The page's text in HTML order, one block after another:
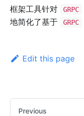
框架工具针对 GRPC
地简化了基于
GRPC
Edit this page
Previous